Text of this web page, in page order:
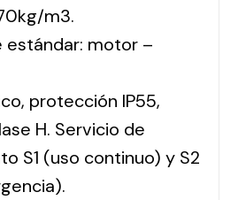
m3.
estándar: motor –
protección IP55,
H. Servicio de
S1 (uso continuo) y S2